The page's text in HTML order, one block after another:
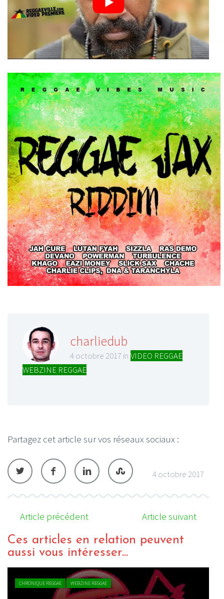
charliedub
4 octobre 2017 in VIDEO REGGAE
WEBZINE REGGAE
Partagez cet article sur vos réseaux sociaux :
4 octobre 2017
Article précédent Article suivant
Ces articles en relation peuvent
aussi vous intéresser...
ACTU REGGAE WEBZINE REGGAE